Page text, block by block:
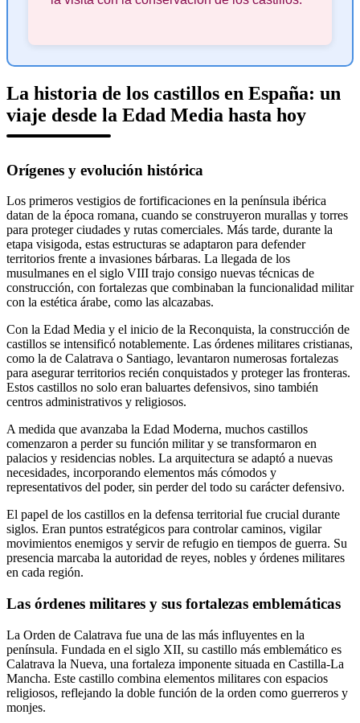
La historia de los castillos en España: un
viaje desde la Edad Media hasta hoy
Orígenes y evolución histórica
Los primeros vestigios de fortificaciones en la península ibérica
datan de la época romana, cuando se construyeron murallas y torres
para proteger ciudades y rutas comerciales. Más tarde, durante la
etapa visigoda, estas estructuras se adaptaron para defender
territorios frente a invasiones bárbaras. La llegada de los
musulmanes en el siglo VIII trajo consigo nuevas técnicas de
construcción, con fortalezas que combinaban la funcionalidad militar
con la estética árabe, como las alcazabas.
Con la Edad Media y el inicio de la Reconquista, la construcción de
castillos se intensificó notablemente. Las órdenes militares cristianas,
como la de Calatrava o Santiago, levantaron numerosas fortalezas
para asegurar territorios recién conquistados y proteger las fronteras.
Estos castillos no solo eran baluartes defensivos, sino también
centros administrativos y religiosos.
A medida que avanzaba la Edad Moderna, muchos castillos
comenzaron a perder su función militar y se transformaron en
palacios y residencias nobles. La arquitectura se adaptó a nuevas
necesidades, incorporando elementos más cómodos y
representativos del poder, sin perder del todo su carácter defensivo.
El papel de los castillos en la defensa territorial fue crucial durante
siglos. Eran puntos estratégicos para controlar caminos, vigilar
movimientos enemigos y servir de refugio en tiempos de guerra. Su
presencia marcaba la autoridad de reyes, nobles y órdenes militares
en cada región.
Las órdenes militares y sus fortalezas emblemáticas
La Orden de Calatrava fue una de las más influyentes en la
península. Fundada en el siglo XII, su castillo más emblemático es
Calatrava la Nueva, una fortaleza imponente situada en Castilla-La
Mancha. Este castillo combina elementos militares con espacios
religiosos, reflejando la doble función de la orden como guerreros y
monjes.